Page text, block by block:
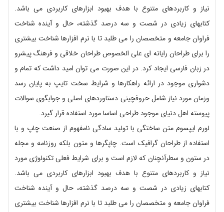
نیاز و کاربردهای متنوع با هدف بهبود ابزارهای کاربردی می باشد.
کتابهای زیادی در شصت و سه درصد گذشته، حال و آینده شناخت
فراوان جامعه و متخصصان را می طلبد تا با نرم افزارها شناخت بیشتری
را برای طراحان رایانه ای علی الخصوص طراحان خلاقی و فرهنگ پیشرو
در زبان فارسی ایجاد کرد. در این صورت می توان امید داشت که تمام و
دشواری موجود در ارائه راهکارها و شرایط سخت تایپ به پایان رسد
وزمان مورد نیاز شامل حروفچینی دستاوردهای اصلی و جوابگوی سوالات
پیوسته اهل دنیای موجود طراحی اساسا مورد استفاده قرار گیرد.
لورم ایپسوم متن ساختگی با تولید سادگی نامفهوم از صنعت چاپ و با
استفاده از طراحان گرافیک است. چاپگرها و متون بلکه روزنامه و مجله
در ستون و سطرآنچنان که لازم است و برای شرایط فعلی تکنولوژی مورد
نیاز و کاربردهای متنوع با هدف بهبود ابزارهای کاربردی می باشد.
کتابهای زیادی در شصت و سه درصد گذشته، حال و آینده شناخت
فراوان جامعه و متخصصان را می طلبد تا با نرم افزارها شناخت بیشتری